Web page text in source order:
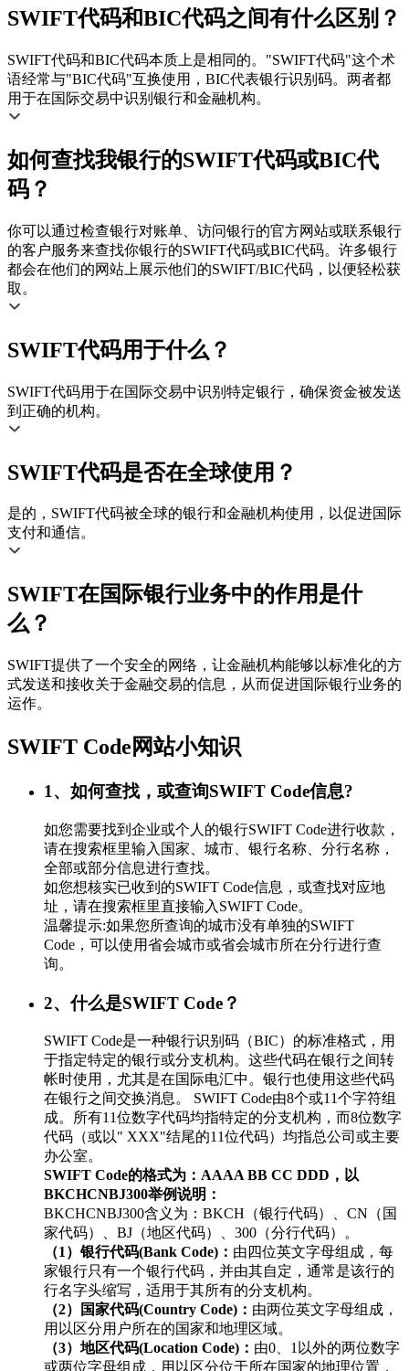
SWIFT代码和BIC代码之间有什么区别？
SWIFT代码和BIC代码本质上是相同的。"SWIFT代码"这个术
语经常与"BIC代码"互换使用，BIC代表银行识别码。两者都
用于在国际交易中识别银行和金融机构。
如何查找我银行的SWIFT代码或BIC代
码？
你可以通过检查银行对账单、访问银行的官方网站或联系银行
的客户服务来查找你银行的SWIFT代码或BIC代码。许多银行
都会在他们的网站上展示他们的SWIFT/BIC代码，以便轻松获
取。
SWIFT代码用于什么？
SWIFT代码用于在国际交易中识别特定银行，确保资金被发送
到正确的机构。
SWIFT代码是否在全球使用？
是的，SWIFT代码被全球的银行和金融机构使用，以促进国际
支付和通信。
SWIFT在国际银行业务中的作用是什
么？
SWIFT提供了一个安全的网络，让金融机构能够以标准化的方
式发送和接收关于金融交易的信息，从而促进国际银行业务的
运作。
SWIFT Code网站小知识
1、如何查找，或查询SWIFT Code信息?
如您需要找到企业或个人的银行SWIFT Code进行收款，
请在搜索框里输入国家、城市、银行名称、分行名称，
全部或部分信息进行查找。
如您想核实已收到的SWIFT Code信息，或查找对应地
址，请在搜索框里直接输入SWIFT Code。
温馨提示:如果您所查询的城市没有单独的SWIFT
Code，可以使用省会城市或省会城市所在分行进行查
询。
2、什么是SWIFT Code？
SWIFT Code是一种银行识别码（BIC）的标准格式，用
于指定特定的银行或分支机构。这些代码在银行之间转
帐时使用，尤其是在国际电汇中。银行也使用这些代码
在银行之间交换消息。 SWIFT Code由8个或11个字符组
成。所有11位数字代码均指特定的分支机构，而8位数字
代码（或以" XXX"结尾的11位代码）均指总公司或主要
办公室。
SWIFT Code的格式为：AAAA BB CC DDD，以
BKCHCNBJ300举例说明：
BKCHCNBJ300含义为：BKCH（银行代码）、CN（国
家代码）、BJ（地区代码）、300（分行代码）。
（1）银行代码(Bank Code)： 由四位英文字母组成，每
家银行只有一个银行代码，并由其自定，通常是该行的
行名字头缩写，适用于其所有的分支机构。
（2）国家代码(Country Code)： 由两位英文字母组成，
用以区分用户所在的国家和地理区域。
（3）地区代码(Location Code)： 由0、1以外的两位数字
或两位字母组成，用以区分位于所在国家的地理位置，